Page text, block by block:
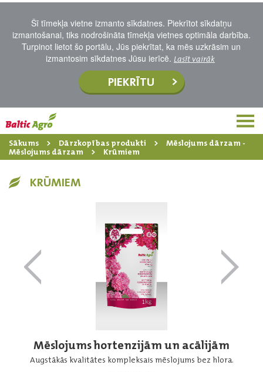
Šī tīmekļa vietne izmanto sīkdatnes. Piekrītot sīkdatņu
izmantošanai, tiks nodrošināta tīmekļa vietnes optimāla darbība.
Turpinot lietot šo portālu, Jūs piekrītat, ka mēs uzkrāsim un
izmantosim sīkdatnes Jūsu ierīcē. Lasīt vairāk
PIEKRĪTU
Sākums Dārzkopības produkti
Mēslojums dārzam -
Mēslojums dārzam
Krūmiem
KRŪMIEM
Mēslojums hortenzijām un acālijām
Augstākās kvalitātes kompleksais mēslojums bez hlora.